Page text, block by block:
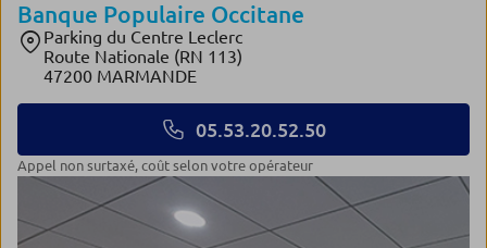
Banque Populaire Occitane
Parking du Centre Leclerc
Route Nationale (RN 113)
47200 MARMANDE
05.53.20.52.50
Appel non surtaxé, coût selon votre opérateur